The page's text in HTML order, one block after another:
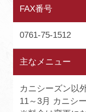
FAX番号
0761-75-1512
主なメニュー
カニシーズン以
11～3月 カニシ